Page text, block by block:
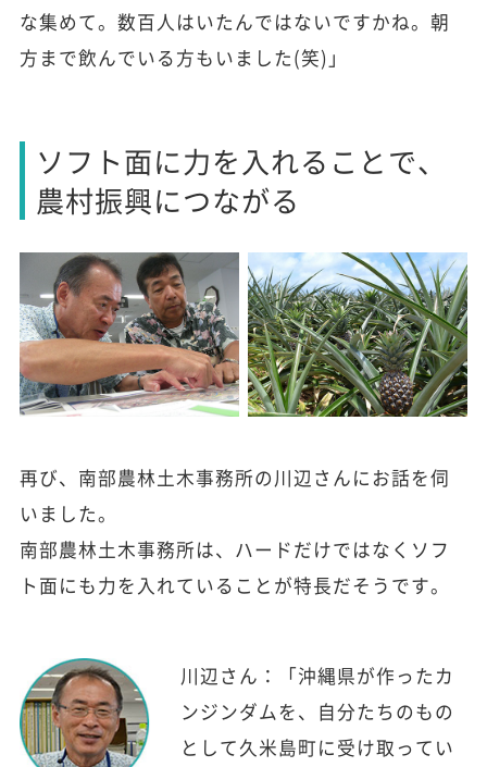
な集めて。数百人はいたんではないですかね。朝
方まで飲んでいる方もいました(笑)」
ソフト面に力を入れることで、
農村振興につながる
再び、南部農林土木事務所の川辺さんにお話を伺
いました。
南部農林土木事務所は、ハードだけではなくソフ
ト面にも力を入れていることが特長だそうです。
川辺さん：「沖縄県が作ったカ
ンジンダムを、自分たちのもの
として久米島町に受け取ってい